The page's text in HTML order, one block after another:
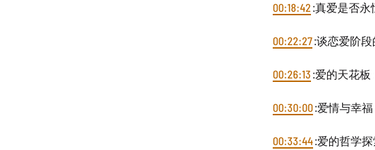
00:18:42 :真爱是否
00:22:27:谈恋爱阶
00:26:13 :爱的天花板
00:30:00:爱情与幸
00:33:44:爱的哲学